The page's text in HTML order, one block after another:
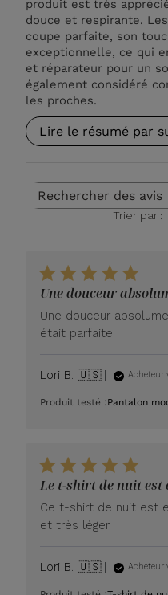
produit est très
douce et respirante.
coupe parfaite, son
exceptionnelle, ce qui
et réparateur pour un
également considéré
les proches.
Lire le résumé par
Trier par :
Une douceur
Une douceur
était parfaite !
Lori B. 🇺🇸 Acheteur
Produit testé :Pantalon
Le t-shirt de nuit est
Ce t-shirt de nuit est
et très léger.
Lori B. 🇺🇸 Acheteur